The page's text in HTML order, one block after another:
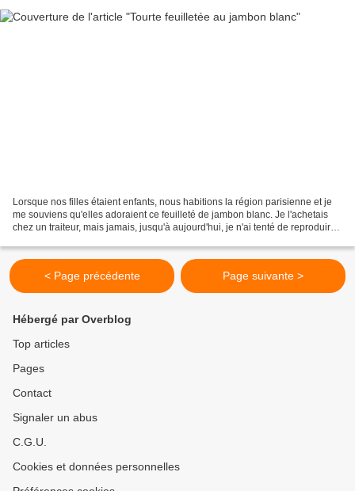
Lorsque nos filles étaient enfants, nous habitions la région parisienne et je
me souviens qu'elles adoraient ce feuilleté de jambon blanc. Je l'achetais
chez un traiteur, mais jamais, jusqu'à aujourd'hui, je n'ai tenté de reproduire
< Page précédente Page suivante >
Hébergé par Overblog
Top articles
Pages
Contact
Signaler un abus
C.G.U.
Cookies et données personnelles